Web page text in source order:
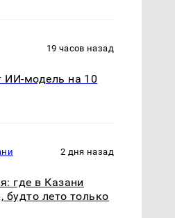
19 часов назад
ИИ-модель на 10
2 дня назад
где в Казани
будто лето только